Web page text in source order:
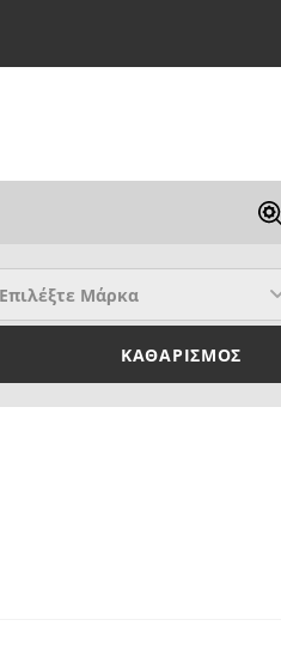
ΚΑΘΑΡΙΣΜΌΣ